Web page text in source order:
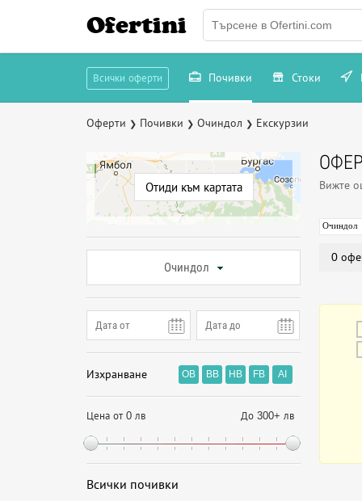
Ofertini
Всички оферти Почивки Стоки
Оферти ❯ Почивки ❯ Очиндол ❯ Екскурзии
Отиди към картата
Очиндол
Изхранване OB BB HB FB AI
Цена от 0 лв До 300+ лв
Всички почивки
Вижте
Очиндол
0